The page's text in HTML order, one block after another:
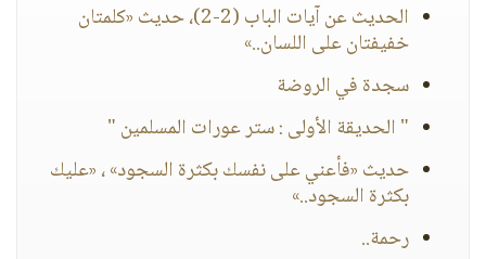
الحديث عن آيات الباب (2-2)، حديث «كلمتان
خفيفتان على اللسان..»
سجدة في الروضة
" الحديقة الأولى : ستر عورات المسلمين "
حديث «فأعني على نفسك بكثرة السجود» ، «عليك
بكثرة السجود..»
رحمة..